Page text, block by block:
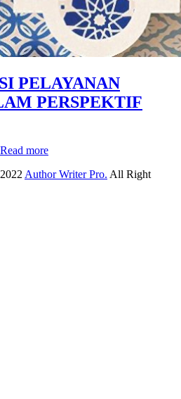
PELAYANAN
PERSPEKTIF
Read more
Author Writer Pro. All Right